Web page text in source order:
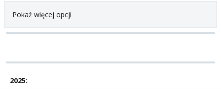
Pokaż więcej opcji
2025: